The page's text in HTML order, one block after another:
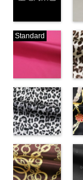
(-/TK)
http://
content/uploads/
ステル100％
CHARALIST、
d.、
DOLCELABY、
JEANNE、
LUNAMARY、
LUNAMARY
ス
d.
(777/OT)
http://
content/uploads/
777 ピンク
ステル100％
CHARALIST、
d.、
Standard
ブ
グレー
(KKP1092-
55-C/UN)
ト